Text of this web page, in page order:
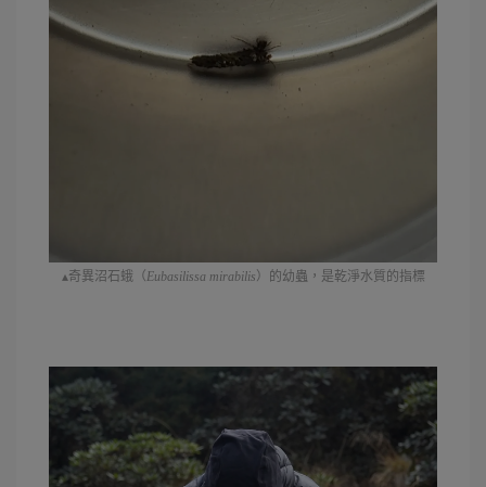
▴奇異沼石蛾（Eubasilissa mirabilis）的幼蟲，是乾淨水質的指標